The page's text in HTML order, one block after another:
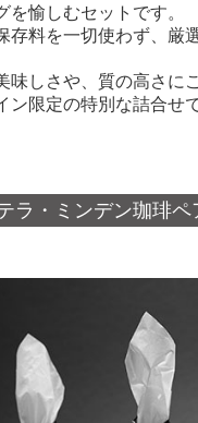
を愉しむセットです。
存料を一切使わず、厳
味しさや、質の高さに
ン限定の特別な詰合せで
ラ・ミンデン珈琲ペ